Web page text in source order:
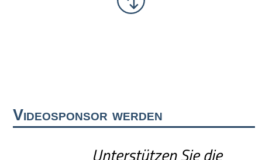
Videosponsor werden
Unterstützen Sie die